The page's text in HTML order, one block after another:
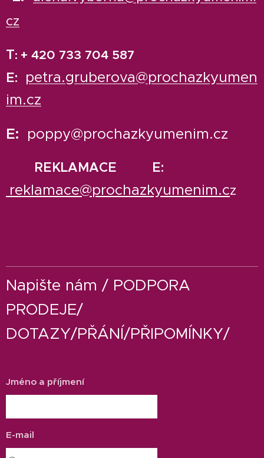
cz
T: + 420 733 704 587
E: petra.gruberova@prochazkyumen
im.cz
E: poppy@prochazkyumenim.cz
REKLAMACE E:
reklamace@prochazkyumenim.cz
Napište nám / PODPORA
PRODEJE/
DOTAZY/PŘÁNÍ/PŘIPOMÍNKY/
Jméno a příjmení
E-mail